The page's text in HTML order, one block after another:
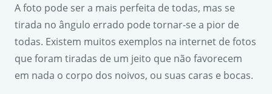
A foto pode ser a mais perfeita de todas, mas se
tirada no ângulo errado pode tornar-se a pior de
todas. Existem muitos exemplos na internet de fotos
que foram tiradas de um jeito que não favorecem
em nada o corpo dos noivos, ou suas caras e bocas.